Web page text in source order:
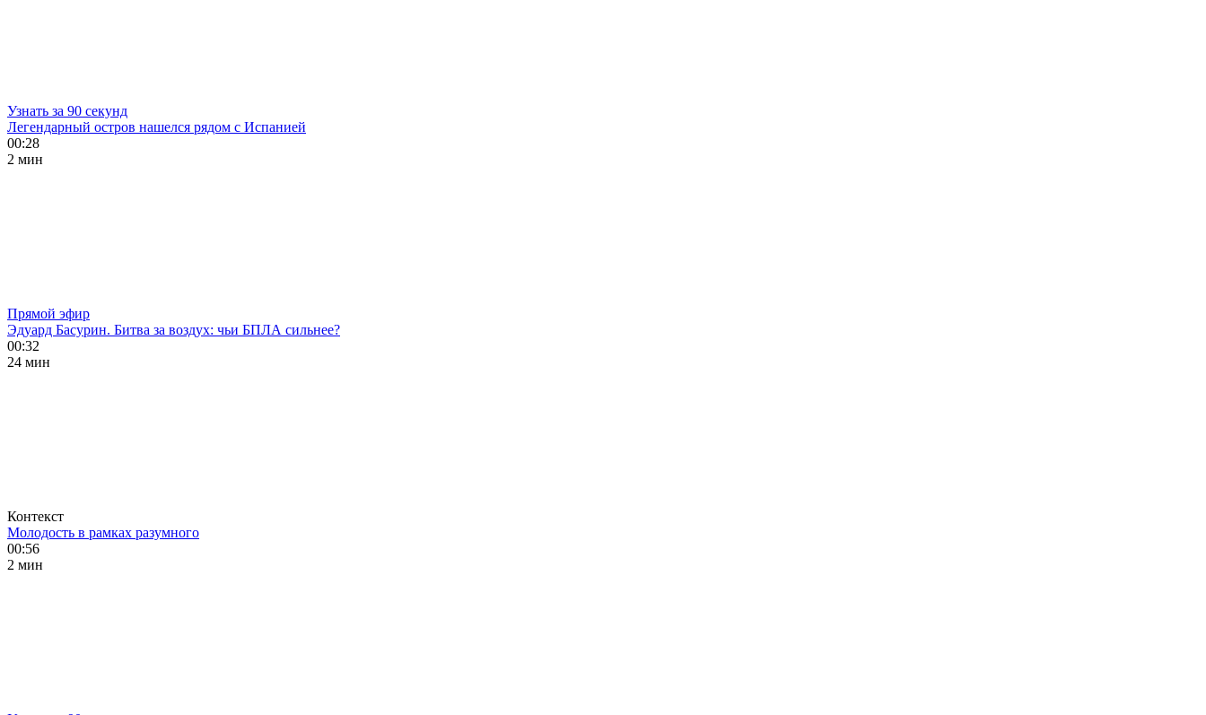
Узнать за 90 секунд
Легендарный остров нашелся рядом с Испанией
00:28
2 мин
Прямой эфир
Эдуард Басурин. Битва за воздух: чьи БПЛА сильнее?
00:32
24 мин
Контекст
Молодость в рамках разумного
00:56
2 мин